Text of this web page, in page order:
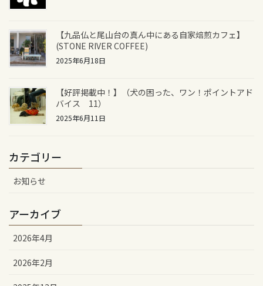
【九品仏と尾山台の真ん中にある自家焙煎カフェ】
(STONE RIVER COFFEE)
2025年6月18日
【好評掲載中！】（犬の困った、ワン！ポイントアド
バイス 11）
2025年6月11日
カテゴリー
お知らせ
アーカイブ
2026年4月
2026年2月